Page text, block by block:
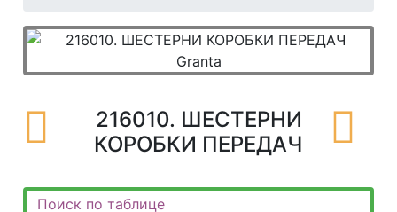
216010. ШЕСТЕРНИ
КОРОБКИ ПЕРЕДАЧ